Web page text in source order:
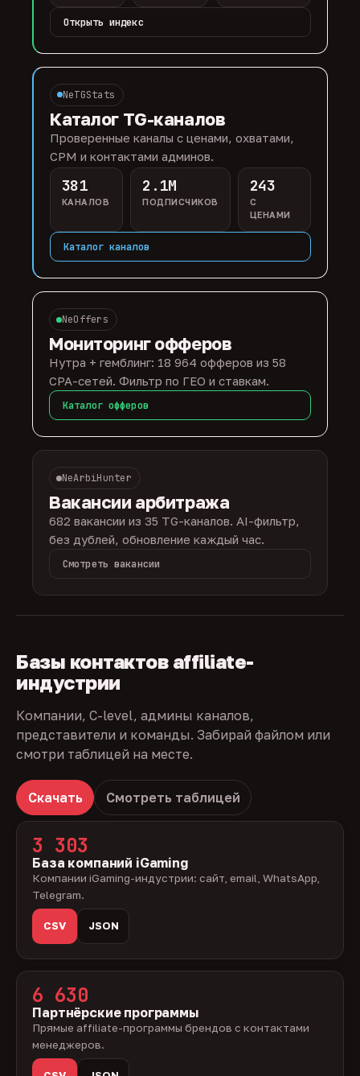
Открыть индекс
NeTGStats
Каталог TG-каналов
Проверенные каналы с ценами, охватами,
CPM и контактами админов.
381
КАНАЛОВ
2.1M
ПОДПИСЧИКОВ
243
С
ЦЕНАМИ
Каталог каналов
NeOffers
Мониторинг офферов
Нутра + гемблинг: 18 964 офферов из 58
CPA-сетей. Фильтр по ГЕО и ставкам.
Каталог офферов
NeArbiHunter
Вакансии арбитража
682 вакансии из 35 TG-каналов. AI-фильтр,
без дублей, обновление каждый час.
Смотреть вакансии
Базы контактов affiliate-
индустрии
Компании, C-level, админы каналов,
представители и команды. Забирай файлом или
смотри таблицей на месте.
Скачать Смотреть таблицей
3 303
База компаний iGaming
Компании iGaming-индустрии: сайт, email, WhatsApp,
Telegram.
CSV JSON
6 630
Партнёрские программы
Прямые affiliate-программы брендов с контактами
менеджеров.